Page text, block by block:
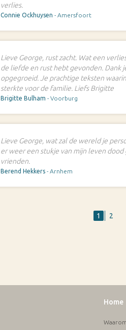
verlies.
Connie Ockhuysen - Amersfoort
Lieve George, rust zacht. Wat een
de liefde en rust hebt gevonden. Dank
opgegroeid. Je prachtige teksten
sterkte voor de familie. Liefs Brigitte
Brigitte Bulham - Voorburg
Lieve George, wat zal de wereld je
er weer een stukje van mijn leven
vrienden.
Berend Hekkers - Arnhem
1 2
Home